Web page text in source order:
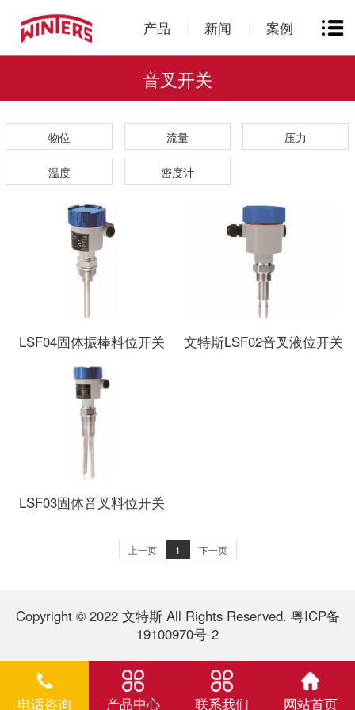
产品 新闻 案例
音叉开关
物位 流量 压力
温度 密度计
LSF04固体振棒料位开关 文特斯LSF02音叉液位开关
LSF03固体音叉料位开关
上一页 1 下一页
Copyright © 2022 文特斯 All Rights Reserved. 粤ICP备
19100970号-2
电话咨询 产品中心 联系我们 网站首页